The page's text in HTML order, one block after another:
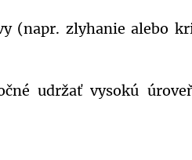
(napr. zlyhanie alebo
udržať vysokú